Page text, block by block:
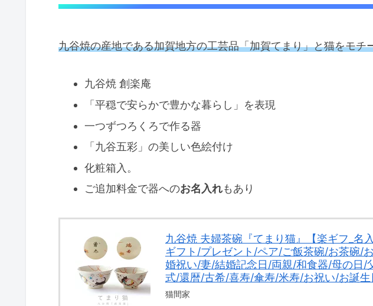
九谷焼の産地である加賀地方の工芸品「加賀てまり」と猫をモチ
九谷焼 創楽庵
「平穏で安らかで豊かな暮らし」を表現
一つずつろくろで作る器
「九谷五彩」の美しい色絵付け
化粧箱入。
ご追加料金で器へのお名入れもあり
九谷焼 夫婦茶碗『てまり猫』【楽ギフ_名
ギフト/プレゼント/ペア/ご飯茶碗/お茶碗/
婚祝い/妻/結婚記念日/両親/和食器/母の日/
式/還暦/古希/喜寿/傘寿/米寿/お祝い/お誕生
猫間家